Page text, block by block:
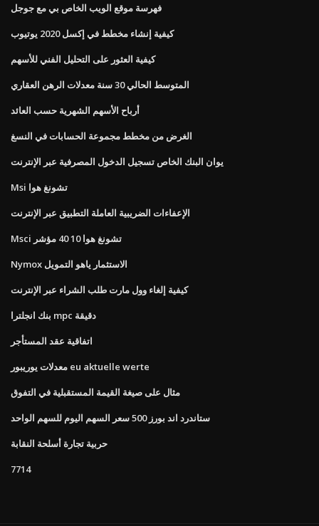
فهرسة موقع الويب الخاص بي مع جوجل
كيفية إنشاء مخطط في إكسل 2020 يوتيوب
كيفية العثور على التحليل الفني للأسهم
المتوسط ​​الحالي 30 سنة معدلات الرهن العقاري
أرباح الأسهم الشهرية حسب العائد
الغرض من مخطط مجموعة الحسابات في النسغ
يوان البنك الخاص تسجيل الدخول المصرفية عبر الإنترنت
Msi تشونغ هوا
الإعفاءات الضريبية العاملة التطبيق عبر الإنترنت
Msci تشونغ هوا 10 40 مؤشر
Nymox الاستثمار ياهو التمويل
كيفية إلغاء وول مارت طلب الشراء عبر الإنترنت
بنك انجلترا mpc دقيقة
اتفاقية عقد المستأجر
معدلات يوريبور eu aktuelle werte
مثال على صيغة القيمة المستقبلية في التفوق
ستاندرد اند بورز 500 سعر السهم اليوم للسهم الواحد
حربية تجارة أسلحة النقابة
7714